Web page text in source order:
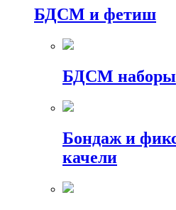
БДСМ и фетиш
БДСМ наборы
Бондаж и
качели